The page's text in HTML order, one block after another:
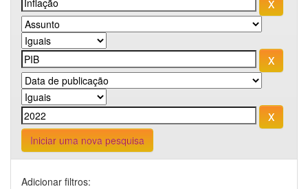
Iniciar uma nova pesquisa
Adicionar filtros: